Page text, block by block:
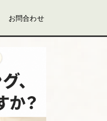
お問合わせ